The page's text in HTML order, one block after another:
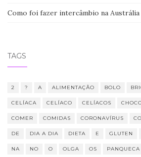
Como foi fazer intercâmbio na Austrália
TAGS
2 ? A ALIMENTAÇÃO BOLO
CELÍACA CELÍACO CELÍACOS
COMER COMIDAS CORONAVÍRUS
DE DIA A DIA DIETA E GLUTEN
NA NO O OLGA OS PANQUECA